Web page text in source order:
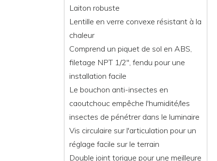
Laiton robuste
Lentille en verre convexe résistant à la
chaleur
Comprend un piquet de sol en ABS,
filetage NPT 1/2", fendu pour une
installation facile
Le bouchon anti-insectes en
caoutchouc empêche l'humidité/les
insectes de pénétrer dans le luminaire
Vis circulaire sur l'articulation pour un
réglage facile sur le terrain
Double joint torique pour une meilleure